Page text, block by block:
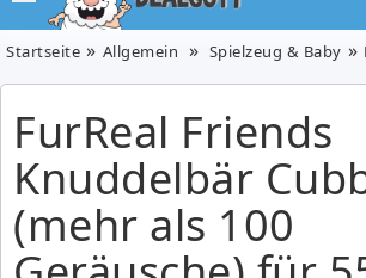
Startseite Allgemein Spielzeug & Baby
FurReal Friends
Knuddelbär
(mehr als 100